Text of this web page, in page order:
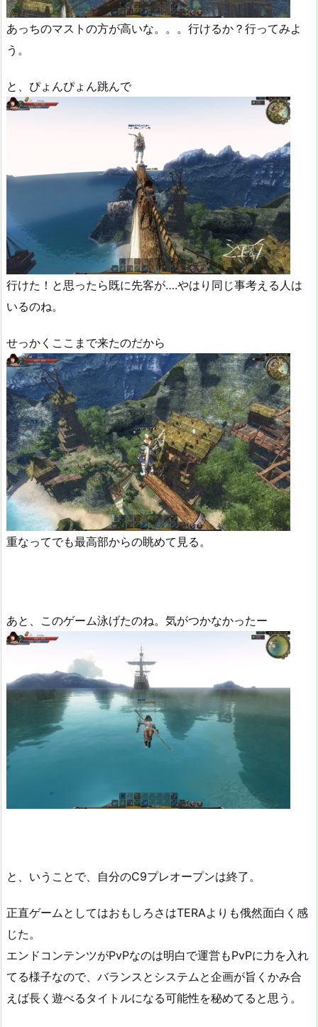
あっちのマストの方が高いな。。。行けるか？行ってみよ
う。
と、ぴょんぴょん跳んで
行けた！と思ったら既に先客が….やはり同じ事考える人は
いるのね。
せっかくここまで来たのだから
重なってでも最高部からの眺めて見る。
あと、このゲーム泳げたのね。気がつかなかったー
と、いうことで、自分のC9プレオープンは終了。
正直ゲームとしてはおもしろさはTERAよりも俄然面白く感
じた。
エンドコンテンツがPvPなのは明白で運営もPvPに力を入れ
てる様子なので、バランスとシステムと企画が旨くかみ合
えば長く遊べるタイトルになる可能性を秘めてると思う。